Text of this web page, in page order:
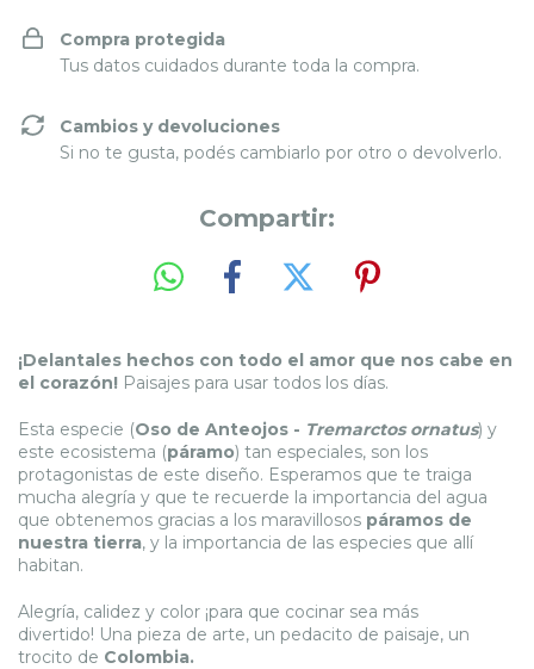
Compra protegida
Tus datos cuidados durante toda la compra.
Cambios y devoluciones
Si no te gusta, podés cambiarlo por otro o devolverlo.
Compartir:
¡Delantales hechos con todo el amor que nos cabe en
el corazón! Paisajes para usar todos los días.
Esta especie (Oso de Anteojos - Tremarctos ornatus) y
este ecosistema (páramo) tan especiales, son los
protagonistas de este diseño. Esperamos que te traiga
mucha alegría y que te recuerde la importancia del agua
que obtenemos gracias a los maravillosos páramos de
nuestra tierra, y la importancia de las especies que allí
habitan.
Alegría, calidez y color ¡para que cocinar sea más
divertido! Una pieza de arte, un pedacito de paisaje, un
trocito de Colombia.